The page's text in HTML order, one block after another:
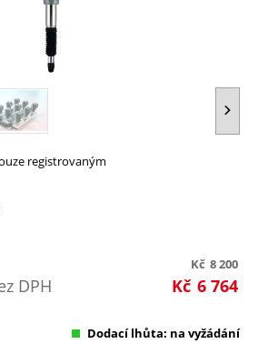
registrovaným
8 200
Kč
DPH 6 764
Kč
Dodací lhůta: na vyžádání